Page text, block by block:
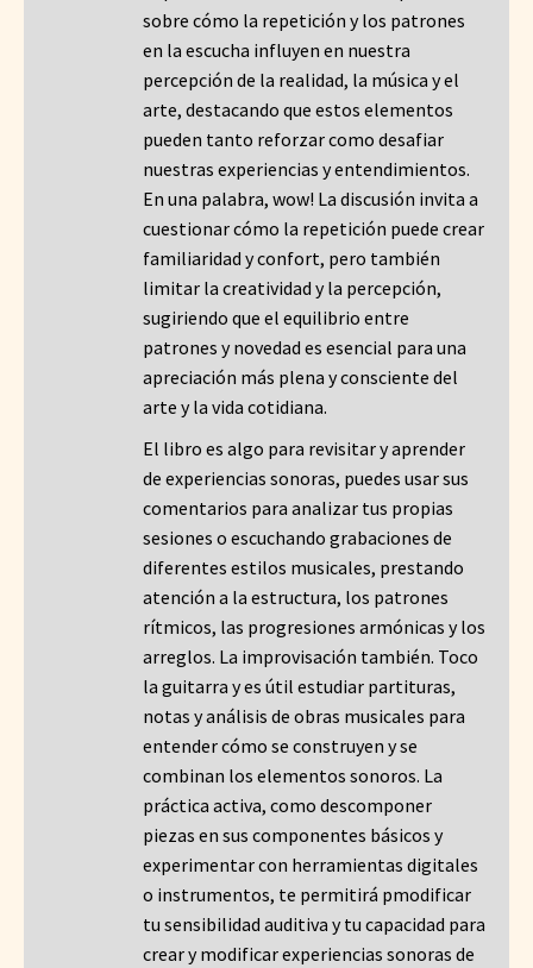
sobre cómo la repetición y los patrones
en la escucha influyen en nuestra
percepción de la realidad, la música y el
arte, destacando que estos elementos
pueden tanto reforzar como desafiar
nuestras experiencias y entendimientos.
En una palabra, wow! La discusión invita a
cuestionar cómo la repetición puede crear
familiaridad y confort, pero también
limitar la creatividad y la percepción,
sugiriendo que el equilibrio entre
patrones y novedad es esencial para una
apreciación más plena y consciente del
arte y la vida cotidiana.
El libro es algo para revisitar y aprender
de experiencias sonoras, puedes usar sus
comentarios para analizar tus propias
sesiones o escuchando grabaciones de
diferentes estilos musicales, prestando
atención a la estructura, los patrones
rítmicos, las progresiones armónicas y los
arreglos. La improvisación también. Toco
la guitarra y es útil estudiar partituras,
notas y análisis de obras musicales para
entender cómo se construyen y se
combinan los elementos sonoros. La
práctica activa, como descomponer
piezas en sus componentes básicos y
experimentar con herramientas digitales
o instrumentos, te permitirá pmodificar
tu sensibilidad auditiva y tu capacidad para
crear y modificar experiencias sonoras de